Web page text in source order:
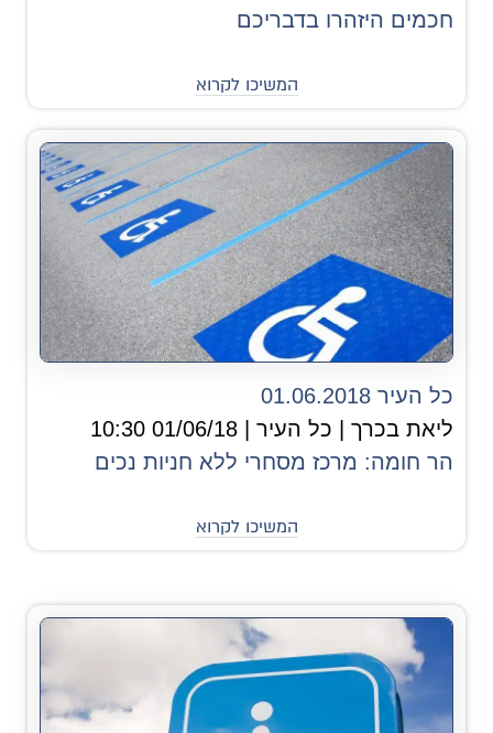
חכמים היזהרו בדבריכם
המשיכו לקרוא
כל העיר 01.06.2018
ליאת בכרך | כל העיר | 01/06/18 10:30
הר חומה: מרכז מסחרי ללא חניות נכים
המשיכו לקרוא